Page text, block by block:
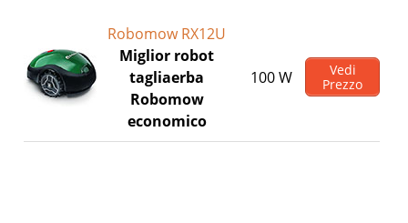
Robomow RX12U
Miglior robot
tagliaerba
Robomow
economico
100 W
Vedi
Prezzo